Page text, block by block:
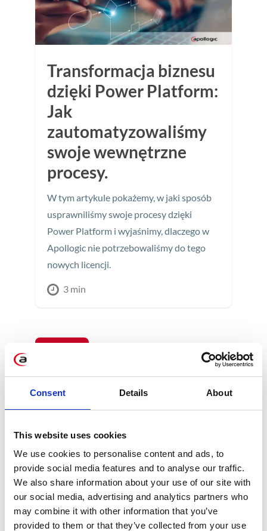
Consent Details About
This website uses cookies
We use cookies to personalise content and ads, to
provide social media features and to analyse our traffic.
We also share information about your use of our site with
our social media, advertising and analytics partners who
may combine it with other information that you’ve
provided to them or that they’ve collected from your use
Transformacja biznesu
dzięki Power Platform:
Jak
zautomatyzowaliśmy
swoje wewnętrzne
procesy.
W tym artykule pokażemy, w jaki sposób
usprawniliśmy swoje procesy dzięki
Power Platform i wyjaśnimy, dlaczego w
Apollogic nie potrzebowaliśmy do tego
nowych licencji.
3 min
Accessibility – czy
dostępność cyfrowa to
tylko obowiązek?